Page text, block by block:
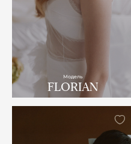
Модель
FLORIAN